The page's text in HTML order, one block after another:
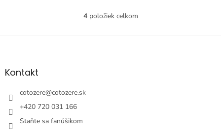
O
l
4položiek celkom
Z
äKontakt
cotozere@cotozere.sk
+420 720 031 166
Staňte sa fanúšikom